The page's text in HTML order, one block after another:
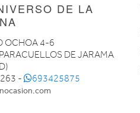
DE LA
OCHOA 4-6
DE JARAMA
-
693425875